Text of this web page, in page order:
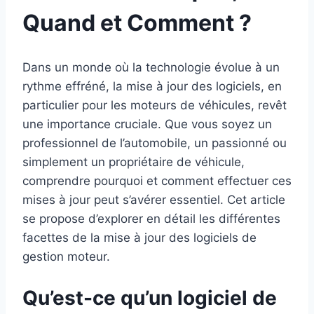
Quand et Comment ?
Dans un monde où la technologie évolue à un
rythme effréné, la mise à jour des logiciels, en
particulier pour les moteurs de véhicules, revêt
une importance cruciale. Que vous soyez un
professionnel de l’automobile, un passionné ou
simplement un propriétaire de véhicule,
comprendre pourquoi et comment effectuer ces
mises à jour peut s’avérer essentiel. Cet article
se propose d’explorer en détail les différentes
facettes de la mise à jour des logiciels de
gestion moteur.
Qu’est-ce qu’un logiciel de